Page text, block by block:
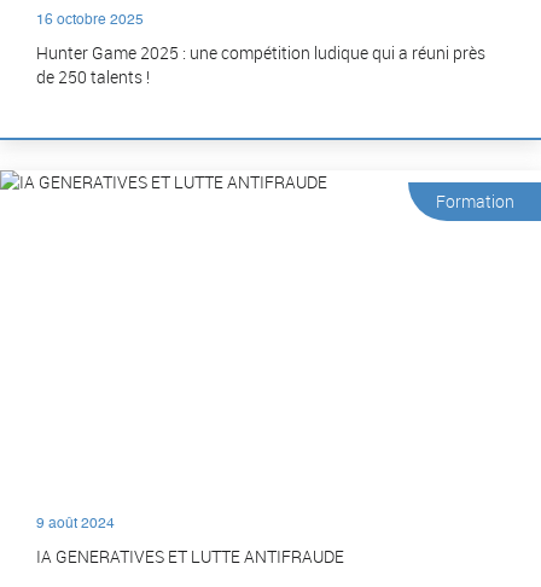
16 octobre 2025
Hunter Game 2025 : une compétition ludique qui a réuni près
de 250 talents !
Formation
9 août 2024
IA GENERATIVES ET LUTTE ANTIFRAUDE